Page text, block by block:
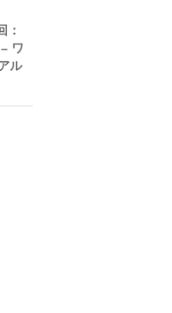
：
ワ
ル